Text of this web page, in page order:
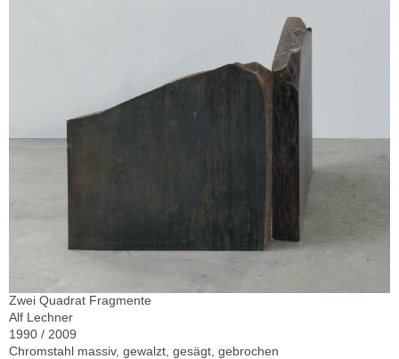
Zwei Quadrat Fragmente
Alf Lechner
1990 / 2009
Chromstahl massiv, gewalzt, gesägt, gebrochen